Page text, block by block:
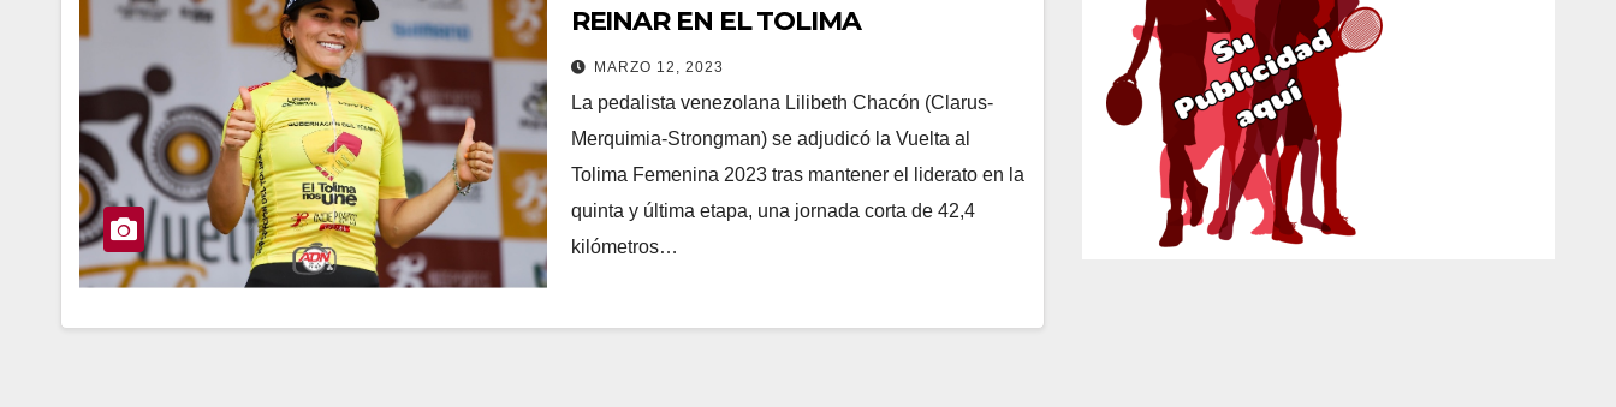
REINAR EN EL TOLIMA
MARZO 12, 2023
La pedalista venezolana Lilibeth Chacón (Clarus-
Merquimia-Strongman) se adjudicó la Vuelta al
Tolima Femenina 2023 tras mantener el liderato en la
quinta y última etapa, una jornada corta de 42,4
kilómetros…